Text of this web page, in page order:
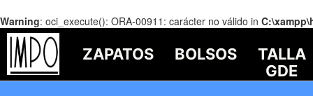
Warning: oci_execute(): ORA-00911: carácter no válido in
ZAPATOS BOLSOS
TALLA
GDE